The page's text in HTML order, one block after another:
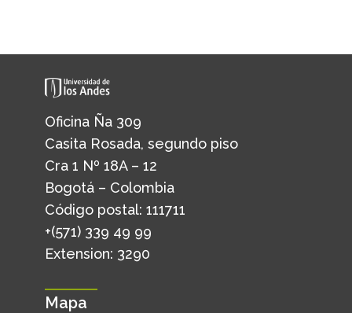
Oficina Ña 309
Casita Rosada, segundo piso
Cra 1 Nº 18A – 12
Bogotá – Colombia
Código postal: 111711
+(571) 339 49 99
Extension: 3290
Mapa